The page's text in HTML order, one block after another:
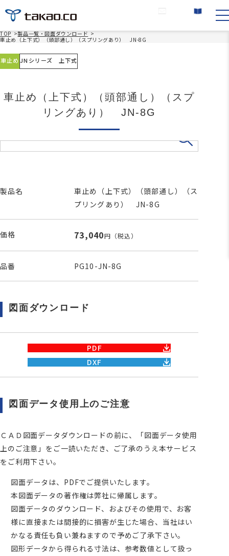
TOP >製品一覧・図面ダウンロード >
車止め（上下式）（頭部通し）（スプリングあり） JN-8G
車止め JNシリーズ 上下式
車止め（上下式）（頭部通し）（スプ
リングあり） JN-8G
製品名
車止め（上下式）（頭部通し）（ス
プリングあり） JN-8G
価格 73,040円 （税込）
品番 PG10-JN-8G
図面ダウンロード
PDF
DXF
図面データ使用上のご注意
ＣＡＤ図面データダウンロードの前に、「図面データ使用
上のご注意」をご一読いただき、ご了承のうえ本サービス
をご利用下さい。
図面データは、PDFでご提供いたします。
本図面データの著作権は弊社に帰属します。
図面データのダウンロード、およびその使用で、お客
様に直接または間接的に損害が生じた場合、当社はい
かなる責任も負い兼ねますので予めご了承下さい。
図形データから得られる寸法は、参考数値として扱っ